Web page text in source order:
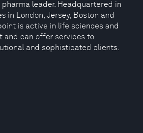
leader. Headquartered in
in London, Jersey, Boston and
is active in life sciences and
and can offer services to
and sophisticated clients.